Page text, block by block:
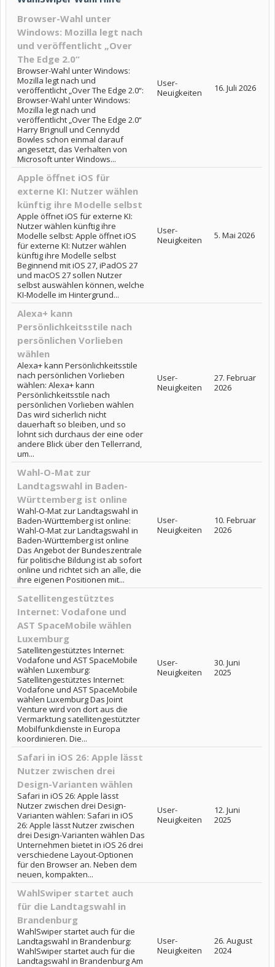
Browser-Wahl unter
Windows: Mozilla legt nach
und veröffentlicht „Over
The Edge 2.0“
Browser-Wahl unter Windows:
Mozilla legt nach und
veröffentlicht „Over The Edge 2.0“:
Browser-Wahl unter Windows:
Mozilla legt nach und
veröffentlicht „Over The Edge 2.0“
Harry Brignull und Cennydd
Bowles schon einmal darauf
angesetzt, das Verhalten von
Microsoft unter Windows...
User-
Neuigkeiten
16. Juli 2026
Apple öffnet iOS für
externe KI: Nutzer wählen
künftig ihre Modelle selbst
Apple öffnet iOS für externe KI:
Nutzer wählen künftig ihre
Modelle selbst: Apple öffnet iOS
für externe KI: Nutzer wählen
künftig ihre Modelle selbst
Beginnend mit iOS 27, iPadOS 27
und macOS 27 sollen Nutzer
selbst auswählen können, welche
KI-Modelle im Hintergrund...
User-
Neuigkeiten
5. Mai 2026
Alexa+ kann
Persönlichkeitsstile nach
persönlichen Vorlieben
wählen
Alexa+ kann Persönlichkeitsstile
nach persönlichen Vorlieben
wählen: Alexa+ kann
Persönlichkeitsstile nach
persönlichen Vorlieben wählen
Das wird sicherlich nicht
dauerhaft so bleiben, und so
lohnt sich durchaus der eine oder
andere Blick über den Tellerrand,
um...
User-
Neuigkeiten
27. Februar
2026
Wahl-O-Mat zur
Landtagswahl in Baden-
Württemberg ist online
Wahl-O-Mat zur Landtagswahl in
Baden-Württemberg ist online:
Wahl-O-Mat zur Landtagswahl in
Baden-Württemberg ist online
Das Angebot der Bundeszentrale
für politische Bildung ist ab sofort
online und richtet sich an alle, die
ihre eigenen Positionen mit...
User-
Neuigkeiten
10. Februar
2026
Satellitengestütztes
Internet: Vodafone und
AST SpaceMobile wählen
Luxemburg
Satellitengestütztes Internet:
Vodafone und AST SpaceMobile
wählen Luxemburg:
Satellitengestütztes Internet:
Vodafone und AST SpaceMobile
wählen Luxemburg Das Joint
Venture wird von dort aus die
Vermarktung satellitengestützter
Mobilfunkdienste in Europa
koordinieren. Die...
User-
Neuigkeiten
30. Juni
2025
Safari in iOS 26: Apple lässt
Nutzer zwischen drei
Design-Varianten wählen
Safari in iOS 26: Apple lässt
Nutzer zwischen drei Design-
Varianten wählen: Safari in iOS
26: Apple lässt Nutzer zwischen
drei Design-Varianten wählen Das
Unternehmen bietet in iOS 26 drei
verschiedene Layout-Optionen
für den Browser an. Neben dem
neuen, kompakten...
User-
Neuigkeiten
12. Juni
2025
WahlSwiper startet auch
für die Landtagswahl in
Brandenburg
WahlSwiper startet auch für die
Landtagswahl in Brandenburg:
WahlSwiper startet auch für die
Landtagswahl in Brandenburg Am
User-
Neuigkeiten
26. August
2024